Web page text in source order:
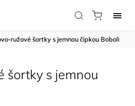
ružové šortky s jemnou čipkou Boboli
šortky s jemnou